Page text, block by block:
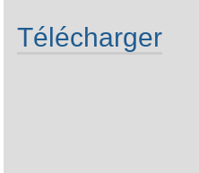
Télécharger